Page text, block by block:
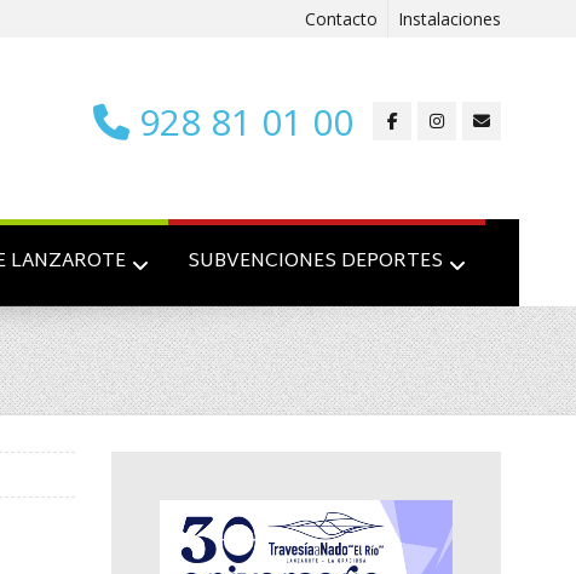
Contacto Instalaciones
928 81 01 00
LANZAROTE SUBVENCIONES DEPORTES